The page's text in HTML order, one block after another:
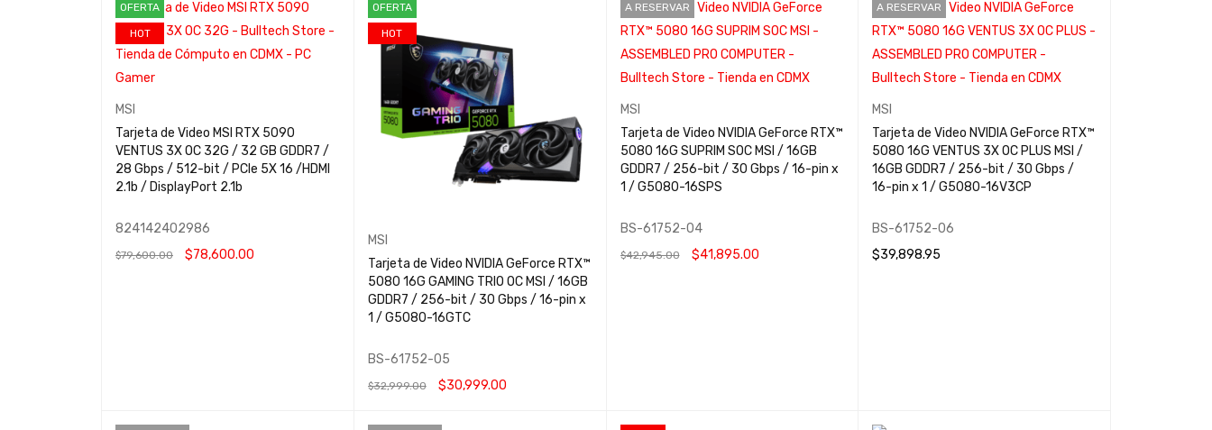
OFERTA
HOT
MSI
Tarjeta de Video MSI RTX 5090
VENTUS 3X OC 32G / 32 GB GDDR7 /
28 Gbps / 512-bit / PCIe 5X 16 /HDMI
2.1b / DisplayPort 2.1b
824142402986
$79,600.00 $78,600.00
OFERTA
HOT
MSI
Tarjeta de Video NVIDIA GeForce RTX™
5080 16G GAMING TRIO OC MSI / 16GB
GDDR7 / 256-bit / 30 Gbps / 16-pin x
1 / G5080-16GTC
BS-61752-05
$32,999.00 $30,999.00
A RESERVAR
MSI
Tarjeta de Video NVIDIA GeForce RTX™
5080 16G SUPRIM SOC MSI / 16GB
GDDR7 / 256-bit / 30 Gbps / 16-pin x
1 / G5080-16SPS
BS-61752-04
$42,945.00 $41,895.00
A RESERVAR
MSI
Tarjeta de Video NVIDIA GeForce RTX™
5080 16G VENTUS 3X OC PLUS MSI /
16GB GDDR7 / 256-bit / 30 Gbps /
16-pin x 1 / G5080-16V3CP
BS-61752-06
$39,898.95